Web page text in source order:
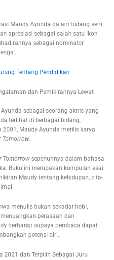
Maudy Ayunda dalam bidang seni
apresiasi sebagai salah satu ikon
sebagai nominator
Tentang Pendidikan
dan Pemikirannya Lewat
sebagai seorang aktris yang
terlihat di berbagai bidang,
Maudy Ayunda merilis karya
Tomorrow.
Tomorrow sepenuhnya dalam bahasa
Buku ini merupakan kumpulan esai
Maudy tentang kehidupan, cita-
menulis bukan sekadar hobi,
perasaan dan
berharap supaya pembaca dapat
potensi diri.
2021 dan Terpilih Sebagai Juru